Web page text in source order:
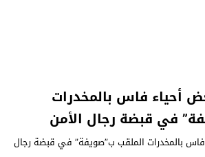
أحياء فاس بالمخدرات
في قبضة رجال الأمن